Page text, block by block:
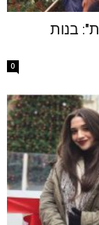
בנות
0